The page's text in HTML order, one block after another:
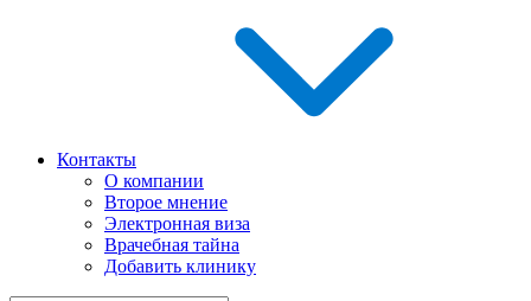
Контакты
О компании
Второе мнение
Электронная виза
Врачебная тайна
Добавить клинику